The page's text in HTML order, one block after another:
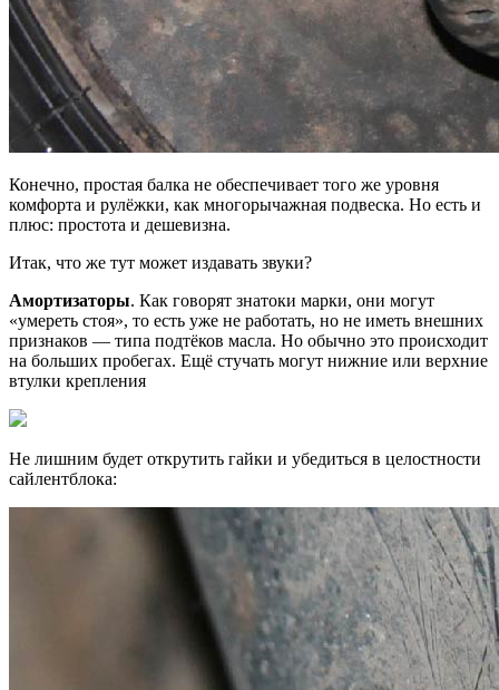
Конечно, простая балка не обеспечивает того же уровня
комфорта и рулёжки, как многорычажная подвеска. Но есть и
плюс: простота и дешевизна.
Итак, что же тут может издавать звуки?
Амортизаторы. Как говорят знатоки марки, они могут
«умереть стоя», то есть уже не работать, но не иметь внешних
признаков — типа подтёков масла. Но обычно это происходит
на больших пробегах. Ещё стучать могут нижние или верхние
втулки крепления
Не лишним будет открутить гайки и убедиться в целостности
сайлентблока: